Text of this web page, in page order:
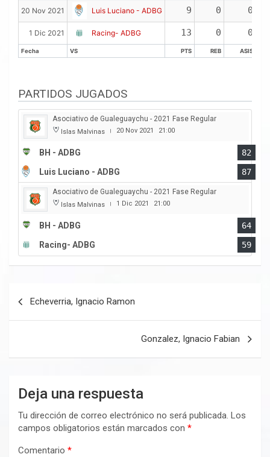
VS
Fecha VS PTS REB ASIS
20 Nov 2021 Luis Luciano - ADBG 9 0 0
1 Dic 2021 Racing- ADBG 13 0 0
Fecha VS PTS REB ASIS
PARTIDOS JUGADOS
Asociativo de Gualeguaychu - 2021 Fase Regular
Islas Malvinas | 20 Nov 2021 21:00
BH - ADBG
82
Luis Luciano - ADBG
87
Asociativo de Gualeguaychu - 2021 Fase Regular
Islas Malvinas | 1 Dic 2021 21:00
BH - ADBG
64
Racing- ADBG
59
Echeverria, Ignacio Ramon
Gonzalez, Ignacio Fabian
Deja una respuesta
Tu dirección de correo electrónico no será publicada. Los
campos obligatorios están marcados con *
Comentario *